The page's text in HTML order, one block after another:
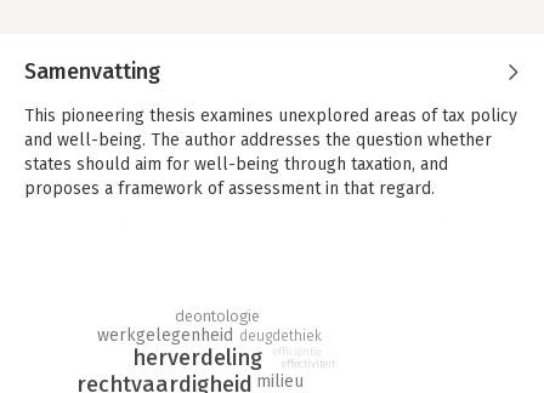
Samenvatting
This pioneering thesis examines unexplored areas of tax policy
and well-being. The author addresses the question whether
states should aim for well-being through taxation, and
proposes a framework of assessment in that regard.
Should tax policy go beyond economic measures, such as GDP,
and include measures related to well-being? And if taxation
rechtvaardigheid
herverdeling
milieu
werkgelegenheid
deontologie
deugdethiek
efficiëntie
effectiviteit